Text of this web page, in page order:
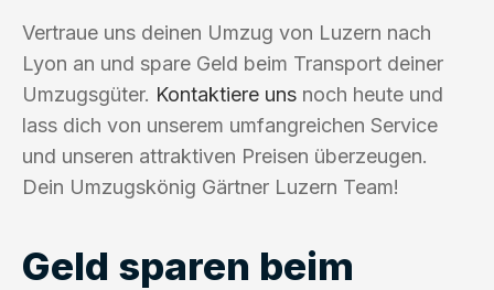
Vertraue uns deinen Umzug von Luzern nach
Lyon an und spare Geld beim Transport deiner
Umzugsgüter. Kontaktiere uns noch heute und
lass dich von unserem umfangreichen Service
und unseren attraktiven Preisen überzeugen.
Dein Umzugskönig Gärtner Luzern Team!
Geld sparen beim